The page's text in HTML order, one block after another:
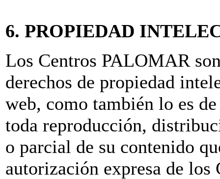
6. PROPIEDAD
Los Centros PALOMAR
derechos de propiedad
web, como también lo es
toda reproducción,
o parcial de su contenido
autorización expresa de